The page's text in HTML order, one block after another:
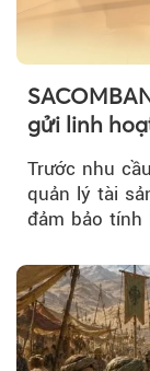
gửi linh
Trước nhu
quản lý tài
đảm bảo tính